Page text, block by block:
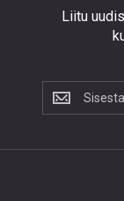
Liitu
Liitu
uudiskirjaga,
saada